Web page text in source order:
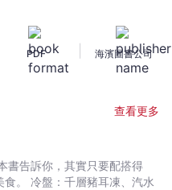
PDF 海濱圖書公司
查看更多
、汽水